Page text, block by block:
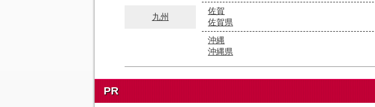
九州
佐賀
佐賀県
沖縄
沖縄県
PR